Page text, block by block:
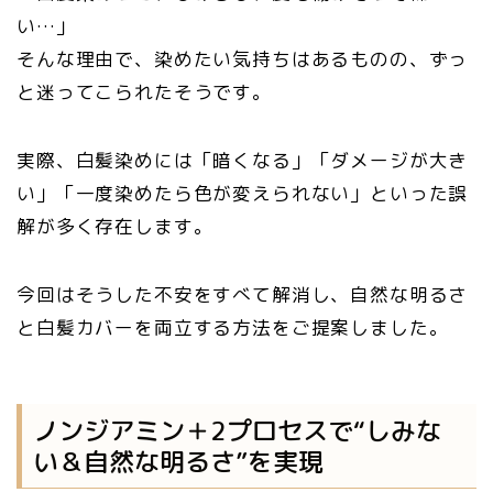
い…」
そんな理由で、染めたい気持ちはあるものの、ずっ
と迷ってこられたそうです。
実際、白髪染めには「暗くなる」「ダメージが大き
い」「一度染めたら色が変えられない」といった誤
解が多く存在します。
今回はそうした不安をすべて解消し、自然な明るさ
と白髪カバーを両立する方法をご提案しました。
ノンジアミン＋2プロセスで“しみな
い＆自然な明るさ”を実現